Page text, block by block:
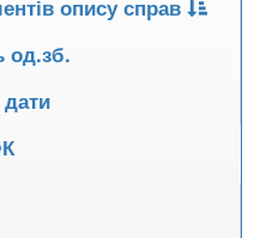
опису справ
од.зб.
дати